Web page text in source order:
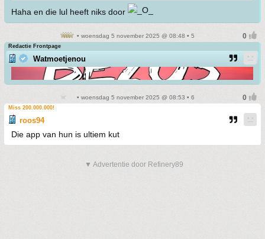
Haha en die lul heeft niks door
• woensdag 5 november 2025 @ 08:48 • 5
Redactie Frontpage
Watmoetjenou
• woensdag 5 november 2025 @ 08:53 • 6
Miss 200.000.000!
roos94
Die app van hun is ultiem kut
▼ Advertentie door Refinery89